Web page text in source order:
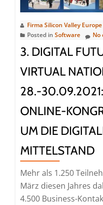
Firma Silicon Valley
Posted in Software No
3. DIGITAL
VIRTUAL
28.-30.09.2021:
NLINE-
M DIE
ITTELSTAND
Mehr als 1.250
März diesen Jahres
4.500 Business-